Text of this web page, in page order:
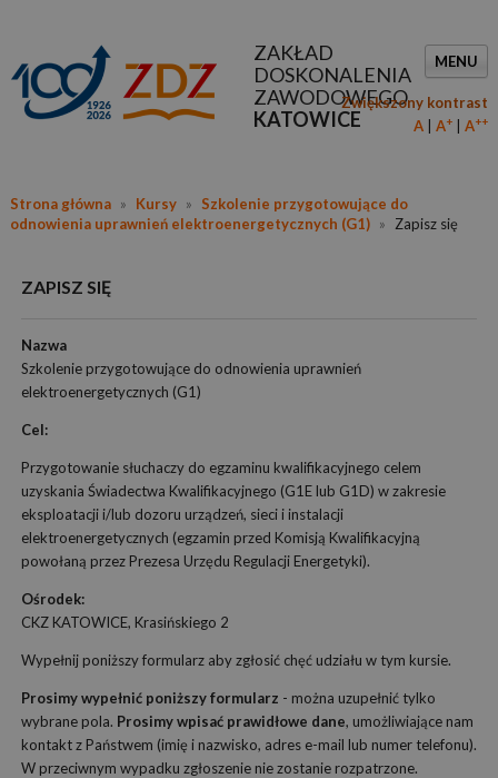
ZAKŁAD
DOSKONALENIA
ZAWODOWEGO
KATOWICE
MENU
Zwiększony kontrast
A
A+ A++
Strona główna » Kursy »
Szkolenie przygotowujące do
odnowienia uprawnień elektroenergetycznych (G1) » Zapisz się
ZAPISZ SIĘ
Nazwa
Szkolenie przygotowujące do odnowienia uprawnień
elektroenergetycznych (G1)
Cel:
Przygotowanie słuchaczy do egzaminu kwalifikacyjnego celem
uzyskania Świadectwa Kwalifikacyjnego (G1E lub G1D) w zakresie
eksploatacji i/lub dozoru urządzeń, sieci i instalacji
elektroenergetycznych (egzamin przed Komisją Kwalifikacyjną
powołaną przez Prezesa Urzędu Regulacji Energetyki).
Ośrodek:
CKZ KATOWICE, Krasińskiego 2
Wypełnij poniższy formularz aby zgłosić chęć udziału w tym kursie.
Prosimy wypełnić poniższy formularz - można uzupełnić tylko
wybrane pola. Prosimy wpisać prawidłowe dane, umożliwiające nam
kontakt z Państwem (imię i nazwisko, adres e-mail lub numer telefonu).
W przeciwnym wypadku zgłoszenie nie zostanie rozpatrzone.